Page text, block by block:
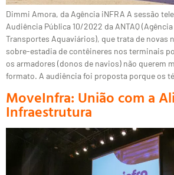
Dimmi Amora, da Agência iNFRA A sessão
Audiência Pública 10/2022 da ANTAQ
Transportes Aquaviários), que trata de novas
sobre-estadia de contêineres nos terminais
os armadores (donos de navios) não querem
formato. A audiência foi proposta porque os
MoveInfra: União com a
Infraestrutura